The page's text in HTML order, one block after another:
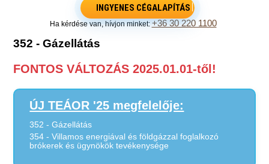
INGYENES CÉGALAPÍTÁS
Ha kérdése van, hívjon minket:+36 30 220 1100
352 - Gázellátás
FONTOS VÁLTOZÁS 2025.01.01-től!
ÚJ TEÁOR '25 megfelelője:
352 - Gázellátás
354 - Villamos energiával és földgázzal foglalkozó
brókerek és ügynökök tevékenysége